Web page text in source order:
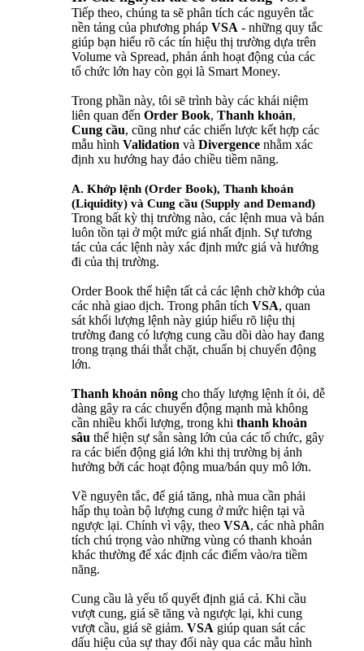
Tiếp theo, chúng ta sẽ phân tích các nguyên tắc
nền tảng của phương pháp VSA - những quy tắc
giúp bạn hiểu rõ các tín hiệu thị trường dựa trên
Volume và Spread, phản ánh hoạt động của các
tổ chức lớn hay còn gọi là Smart Money.
Trong phần này, tôi sẽ trình bày các khái niệm
liên quan đến Order Book, Thanh khoản,
Cung cầu, cũng như các chiến lược kết hợp các
mẫu hình Validation và Divergence nhằm xác
định xu hướng hay đảo chiều tiềm năng.
A. Khớp lệnh (Order Book), Thanh khoản
(Liquidity) và Cung cầu (Supply and Demand)
Trong bất kỳ thị trường nào, các lệnh mua và bán
luôn tồn tại ở một mức giá nhất định. Sự tương
tác của các lệnh này xác định mức giá và hướng
đi của thị trường.
Order Book thể hiện tất cả các lệnh chờ khớp của
các nhà giao dịch. Trong phân tích VSA, quan
sát khối lượng lệnh này giúp hiểu rõ liệu thị
trường đang có lượng cung cầu dồi dào hay đang
trong trạng thái thắt chặt, chuẩn bị chuyển động
lớn.
Thanh khoản nông cho thấy lượng lệnh ít ỏi, dễ
dàng gây ra các chuyển động mạnh mà không
cần nhiều khối lượng, trong khi thanh khoản
sâu thể hiện sự sẵn sàng lớn của các tổ chức, gây
ra các biến động giá lớn khi thị trường bị ảnh
hưởng bởi các hoạt động mua/bán quy mô lớn.
Về nguyên tắc, để giá tăng, nhà mua cần phải
hấp thụ toàn bộ lượng cung ở mức hiện tại và
ngược lại. Chính vì vậy, theo VSA, các nhà phân
tích chú trọng vào những vùng có thanh khoản
khác thường để xác định các điểm vào/ra tiềm
năng.
Cung cầu là yếu tố quyết định giá cả. Khi cầu
vượt cung, giá sẽ tăng và ngược lại, khi cung
vượt cầu, giá sẽ giảm. VSA giúp quan sát các
dấu hiệu của sự thay đổi này qua các mẫu hình